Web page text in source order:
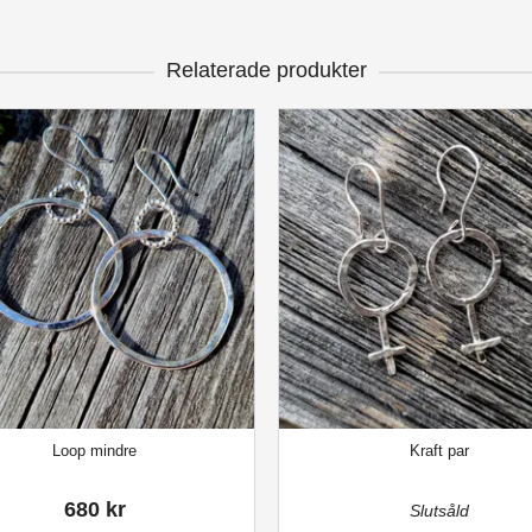
Relaterade produkter
Loop mindre
680 kr
Kraft par
Slutsåld